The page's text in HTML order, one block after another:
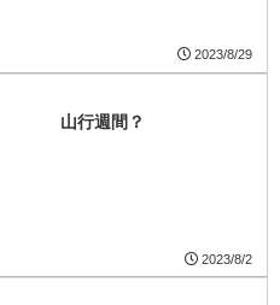
2023/8/29
山行週間？
2023/8/2